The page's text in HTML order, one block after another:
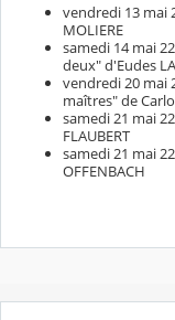
vendredi 13 mai
MOLIERE
samedi 14 mai
deux" d'Eudes
vendredi 20 mai
maîtres" de
samedi 21 mai
FLAUBERT
samedi 21 mai
OFFENBACH